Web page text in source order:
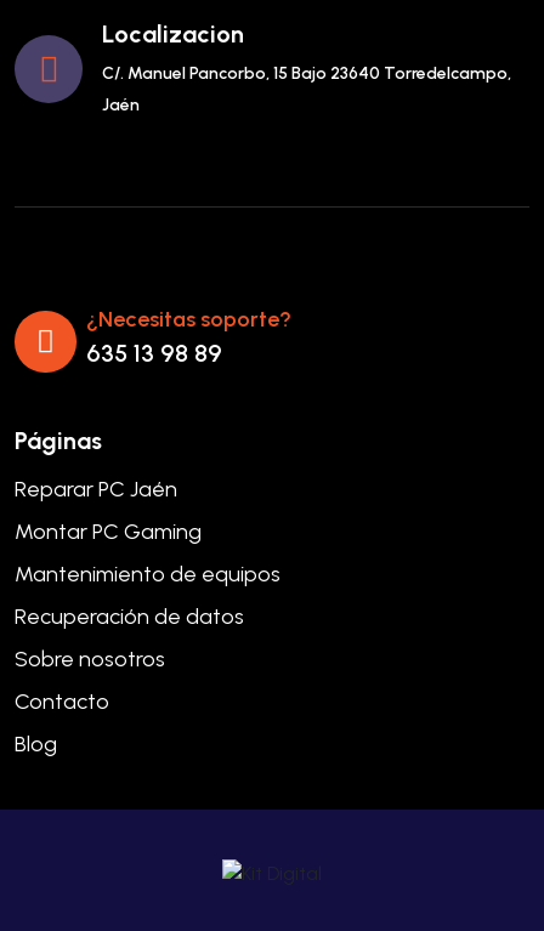
Localizacion
C/. Manuel Pancorbo, 15 Bajo 23640 Torredelcampo,
Jaén
¿Necesitas soporte?
635 13 98 89
Páginas
Reparar PC Jaén
Montar PC Gaming
Mantenimiento de equipos
Recuperación de datos
Sobre nosotros
Contacto
Blog